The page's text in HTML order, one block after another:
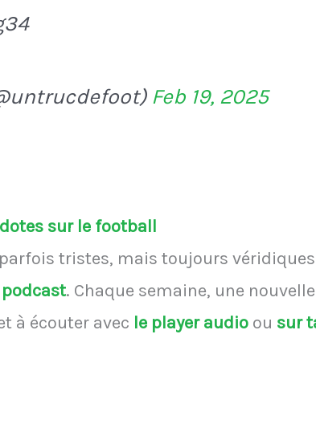
Feb 19, 2025
sur le football
tristes, mais toujours véridiques
podcast. Chaque semaine, une
à écouter avec le player audio ou sur